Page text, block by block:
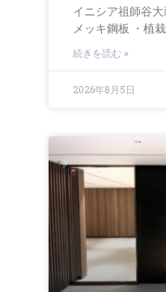
イニシア祖師谷大
メッキ鋼板 ・植
続きを読む »
2026年8月5日